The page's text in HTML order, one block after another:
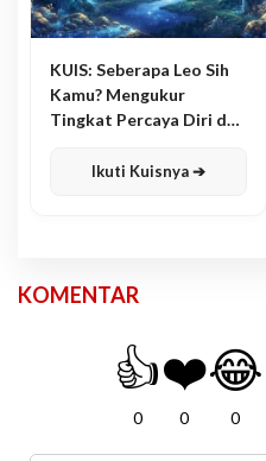
KUIS: Seberapa Leo Sih
Kamu? Mengukur
Tingkat Percaya Diri dan
Ikuti Kuisnya ➔
KOMENTAR
👍
0
❤️
0
😂
0